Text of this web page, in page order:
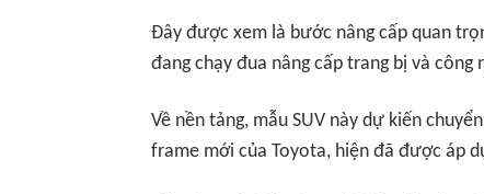
Đây được xem là bước nâng cấp quan
đang chạy đua nâng cấp trang bị và công
Về nền tảng, mẫu SUV này dự kiến
frame mới của Toyota, hiện đã được áp